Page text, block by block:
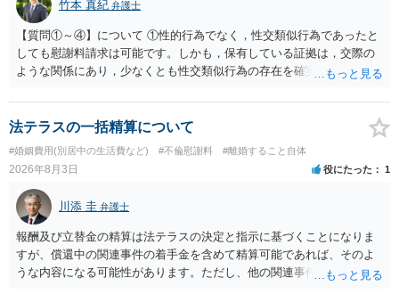
竹本 真紀 弁護士
【質問①～④】について ①性的行為でなく，性交類似行為であったと
しても慰謝料請求は可能です。しかも，保有している証拠は，交際の
ような関係にあり，少なくとも性交類似行為の存在を確実に証明でき
ことを窺わせるものです。）。ですから，慰謝料請求を進めることで
よいと思います。 ただ．慰謝料額については，婚姻破綻に至っていな
いとして，この点を考慮されることになるかもしれません。 ②夫との
今後のことを考えて書いてもらうか否かを検討するのがよいと思いま
す。今ある証拠以上のことを証明（証明力を強めることも含む）でき
るのであれば，前向きに検討を進めるという考え方でもよいでしょ
う。慰謝料請求としては証拠として使えることが前提であり，その価
値と夫との関係との均衡のように思います。 ③行政書士に委任をして
いるのであれば，どのような内容の委任なのか不明ですが，その行政
書士との協議になると思います。請求するか，訴訟にするか，その点
の見極めや，相手方は性交類似行為は認めているのか，それさえも否
法テラスの一括精算について
#婚姻費用(別居中の生活費など) #不倫慰謝料 #離婚すること自体
2026年8月3日 役にたった 1
川添 圭 弁護士
報酬及び立替金の精算は法テラスの決定と指示に基づくことになりま
すが、償還中の関連事件の着手金を含めて精算可能であれば、そのよ
うな内容になる可能性があります。ただし、他の関連事件でも相手方